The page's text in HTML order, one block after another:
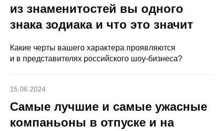
из знаменитостей вы одного
знака зодиака и что это значит
Какие черты вашего характера проявляются
и в представителях российского шоу-бизнеса?
15.06.2024
Самые лучшие и самые ужасные
компаньоны в отпуске и на